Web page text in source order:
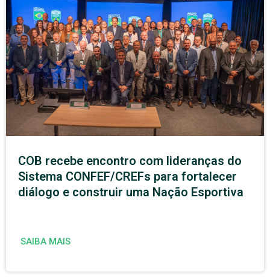
COB recebe encontro com lideranças do
Sistema CONFEF/CREFs para fortalecer
diálogo e construir uma Nação Esportiva
SAIBA MAIS